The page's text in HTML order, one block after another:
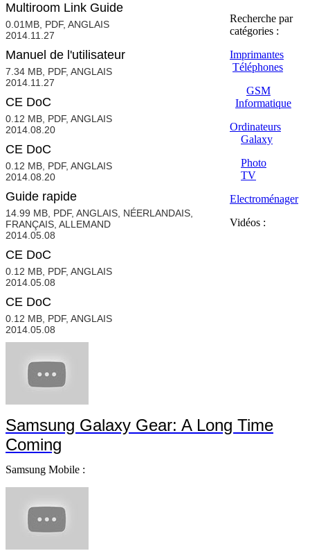
Multiroom Link Guide
0.01MB, PDF, ANGLAIS
2014.11.27
Manuel de l'utilisateur
7.34 MB, PDF, ANGLAIS
2014.11.27
CE DoC
0.12 MB, PDF, ANGLAIS
2014.08.20
CE DoC
0.12 MB, PDF, ANGLAIS
2014.08.20
Guide rapide
14.99 MB, PDF, ANGLAIS, NÉERLANDAIS,
FRANÇAIS, ALLEMAND
2014.05.08
CE DoC
0.12 MB, PDF, ANGLAIS
2014.05.08
CE DoC
0.12 MB, PDF, ANGLAIS
2014.05.08
Recherche par
catégories :
Imprimantes
Téléphones
GSM
Informatique
Ordinateurs
Galaxy
Photo
TV
Electroménager
Vidéos :
Samsung Galaxy Gear: A Long Time
Coming
Samsung Mobile :